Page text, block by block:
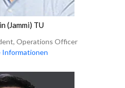
(Jammi) TU
Operations Officer